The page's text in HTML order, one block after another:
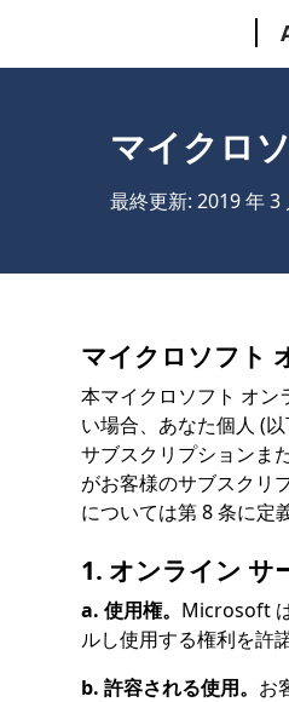
マイクロ
最終更新: 2019 年 3
マイクロソフト
本マイクロソフト オン
い場合、あなた個人 (
サブスクリプションま
がお客様のサブスクリ
については第 8 条に定
1. オンライン サ
a. 使用権。 Microsoft
ルし使用する権利を許
b. 許容される使用。 お